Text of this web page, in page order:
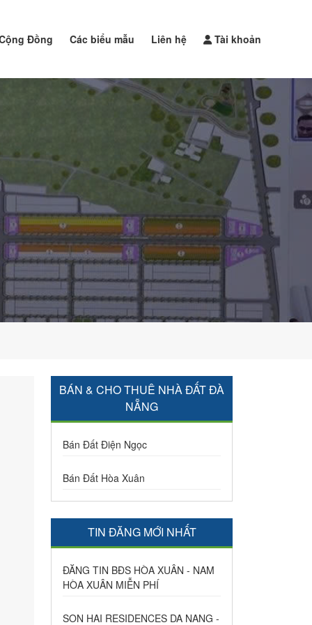
Đồng Các biểu mẫu Liên hệ Tài khoản
Đăng tin
BÁN & CHO THUÊ NHÀ ĐẤT ĐÀ
NẴNG
Bán Đất Điện Ngọc
Bán Đất Hòa Xuân
TIN ĐĂNG MỚI NHẤT
ĐĂNG TIN BĐS HÒA XUÂN - NAM
HÒA XUÂN MIỄN PHÍ
SON HAI RESIDENCES DA NANG -